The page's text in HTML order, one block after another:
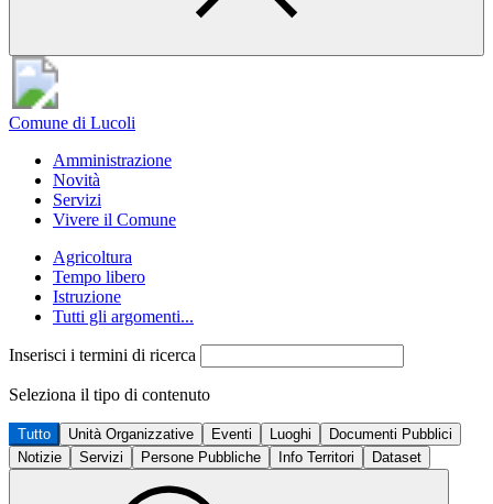
Comune di Lucoli
Amministrazione
Novità
Servizi
Vivere il Comune
Agricoltura
Tempo libero
Istruzione
Tutti gli argomenti...
Inserisci i termini di ricerca
Seleziona il tipo di contenuto
Tutto Unità Organizzative Eventi Luoghi
Documenti Pubblici
Notizie
Servizi Persone Pubbliche Info Territori Dataset